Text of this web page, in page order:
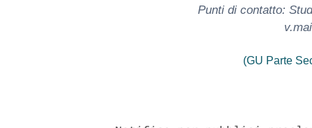
Punti di contatto:
(GU Parte